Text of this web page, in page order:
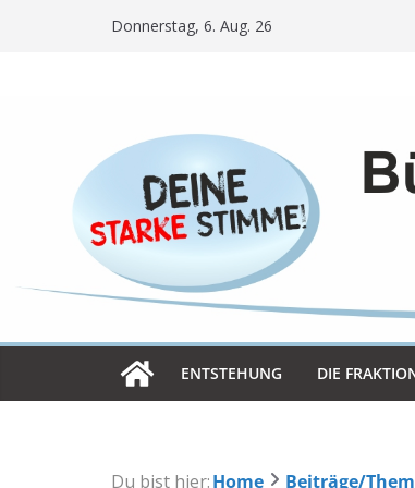
Donnerstag, 6. Aug. 26
ENT­STE­HUNG DIE
Du bist hier:Home Beiträge/